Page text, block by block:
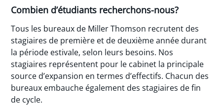
Combien d’étudiants recherchons-nous?
Tous les bureaux de Miller Thomson recrutent des
stagiaires de première et de deuxième année durant
la période estivale, selon leurs besoins. Nos
stagiaires représentent pour le cabinet la principale
source d’expansion en termes d’effectifs. Chacun des
bureaux embauche également des stagiaires de fin
de cycle.